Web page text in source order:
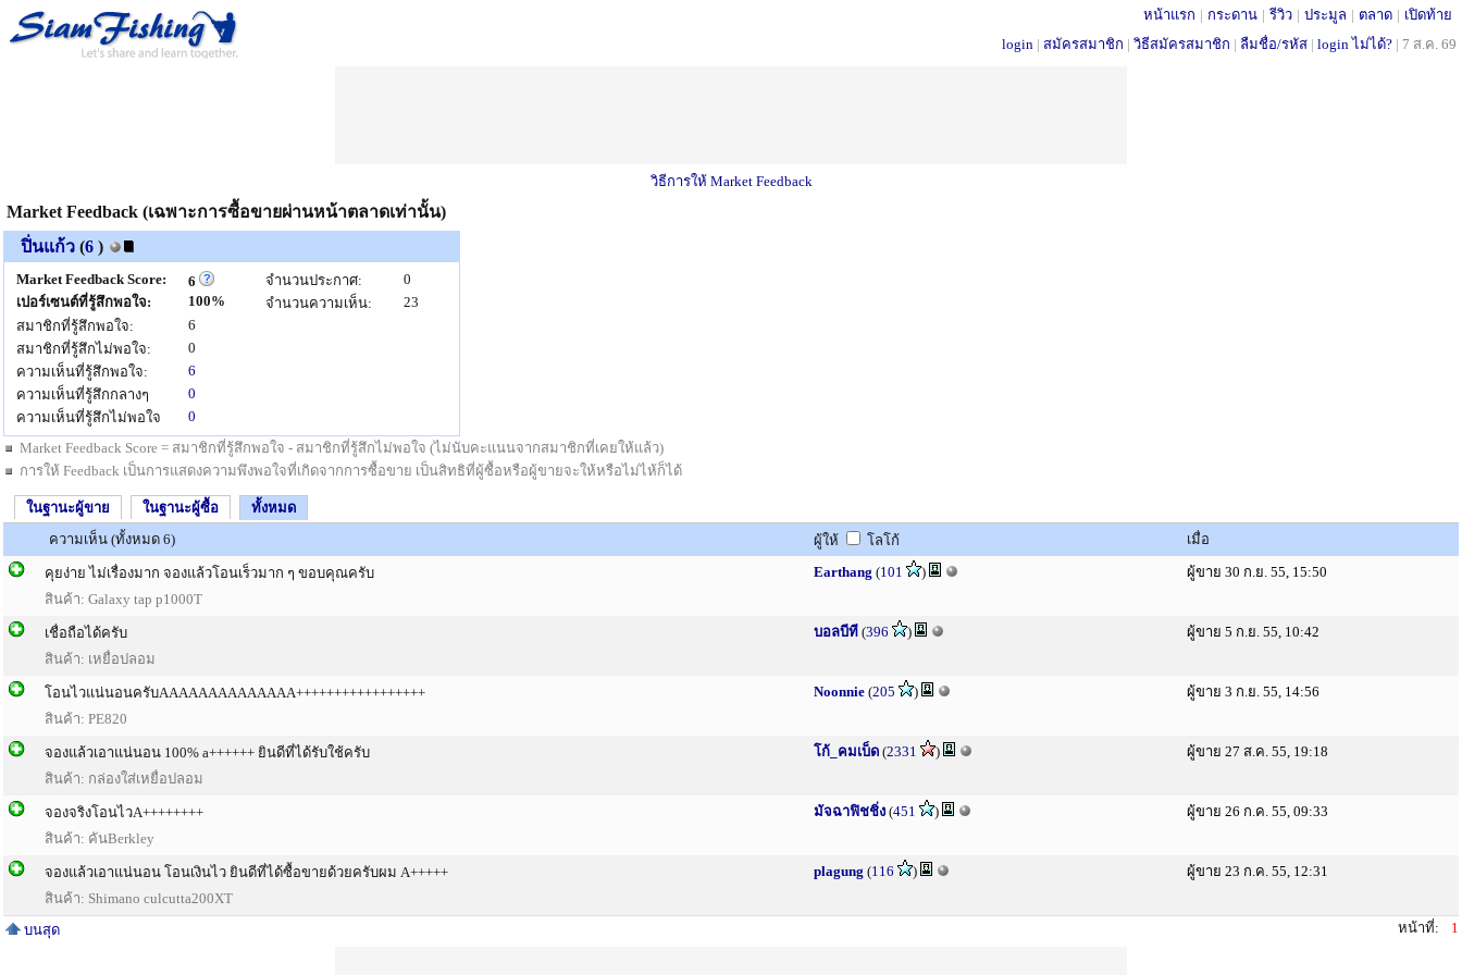
หน้าแรก | กระดาน | รีวิว | ประมูล | ตลาด | เปิดท้าย
login | สมัครสมาชิก | วิธีสมัครสมาชิก | ลืมชื่อ/รหัส | login ไม่ได้? | 7 ส.ค. 69
วิธีการให้ Market Feedback
Market Feedback (เฉพาะการซื้อขายผ่านหน้าตลาดเท่านั้น)
ปิ่นแก้ว (6 )
Market Feedback Score:
6
เปอร์เซนต์ที่รู้สึกพอใจ:
100%
สมาชิกที่รู้สึกพอใจ:
6
สมาชิกที่รู้สึกไม่พอใจ:
0
ความเห็นที่รู้สึกพอใจ:
6
ความเห็นที่รู้สึกกลางๆ
0
ความเห็นที่รู้สึกไม่พอใจ
0
จำนวนประกาศ:
0
จำนวนความเห็น:
23
Market Feedback Score = สมาชิกที่รู้สึกพอใจ - สมาชิกที่รู้สึกไม่พอใจ (ไม่นับคะแนนจากสมาชิกที่เคยให้แล้ว)
การให้ Feedback เป็นการแสดงความพึงพอใจที่เกิดจากการซื้อขาย เป็นสิทธิที่ผู้ซื้อหรือผู้ขายจะให้หรือไม่ไห้ก็ได้
ในฐานะผู้ขาย ในฐานะผู้ซื้อ
ทั้งหมด
ความเห็น (ทั้งหมด 6)
ผู้ให้ โลโก้ เมื่อ
คุยง่าย ไม่เรื่องมาก จองแล้วโอนเร็วมาก ๆ ขอบคุณครับ
สินค้า: Galaxy tap p1000T
Earthang (101 ) ผู้ขาย 30 ก.ย. 55, 15:50
เชื่อถือได้ครับ
สินค้า: เหยื่อปลอม
บอลบีที (396 ) ผู้ขาย 5 ก.ย. 55, 10:42
โอนไวแน่นอนครับAAAAAAAAAAAAAA+++++++++++++++++
สินค้า: PE820
Noonnie (205 ) ผู้ขาย 3 ก.ย. 55, 14:56
จองแล้วเอาแน่นอน 100% a++++++ ยินดีที่ได้รับใช้ครับ
สินค้า: กล่องใส่เหยื่อปลอม
โก้_คมเบ็ด (2331 ) ผู้ขาย 27 ส.ค. 55, 19:18
จองจริงโอนไวA++++++++
สินค้า: คันBerkley
มัจฉาฟิชชิ่ง (451 ) ผู้ขาย 26 ก.ค. 55, 09:33
จองแล้วเอาแน่นอน โอนเงินไว ยินดีที่ได้ซื้อขายด้วยครับผม A+++++
สินค้า: Shimano culcutta200XT
plagung (116 ) ผู้ขาย 23 ก.ค. 55, 12:31
บนสุด หน้าที่: 1